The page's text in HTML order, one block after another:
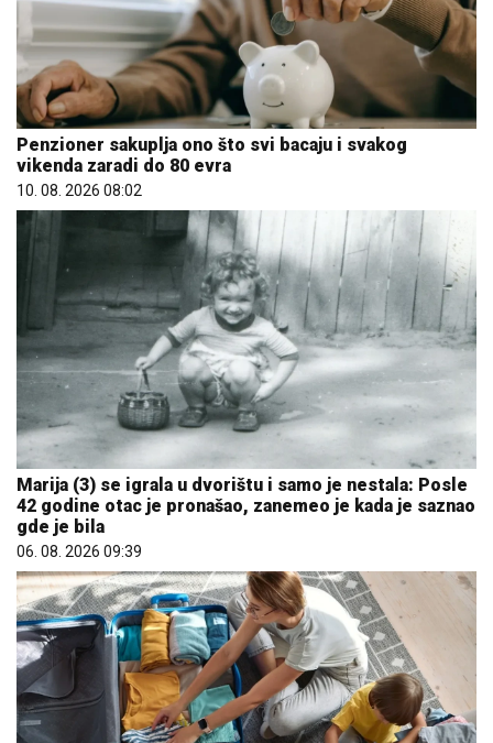
Penzioner sakuplja ono što svi bacaju i svakog
vikenda zaradi do 80 evra
10. 08. 2026 08:02
Marija (3) se igrala u dvorištu i samo je nestala: Posle
42 godine otac je pronašao, zanemeo je kada je saznao
gde je bila
06. 08. 2026 09:39